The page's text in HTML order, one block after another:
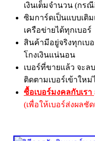
เงินเต็มจำนวน (กร
ซิมการ์ดเป็นแบบเติม
เครือข่ายได้ทุกเบอร์
สินค้ามีอยู่จริงทุกเบ
โกงเงินแน่นอน
เบอร์ที่ขายแล้ว จะล
ติดตามเบอร์เข้าใหม่
ซื้อเบอร์มงคลกับเรา
(เพื่อให้เบอร์ส่งผลชั